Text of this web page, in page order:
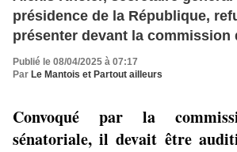
présidence de la République,
présenter devant la commission
le scandale des eaux minérales.
Publié le 08/04/2025 à 07:17
Par Le Mantois et Partout ailleurs
Convoqué par la
sénatoriale, il devait être